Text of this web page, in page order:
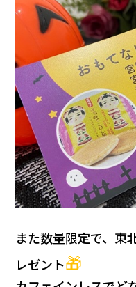
また数量限定で、東
レゼント🎁